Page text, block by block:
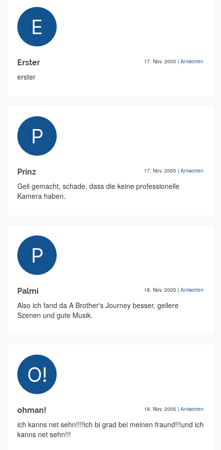
Erster 17. Nov. 2005 | Antworten
erster
Prinz 17. Nov. 2005 | Antworten
Geil gemacht, schade, dass die keine professionelle
Kamera haben.
Palmi 18. Nov. 2005 | Antworten
Also ich fand da A Brother's Journey besser, geilere
Szenen und gute Musik.
ohman! 18. Nov. 2005 | Antworten
ich kanns net sehn!!!!ich bi grad bei meinen fraund!!!und ich
kanns net sehn!!!